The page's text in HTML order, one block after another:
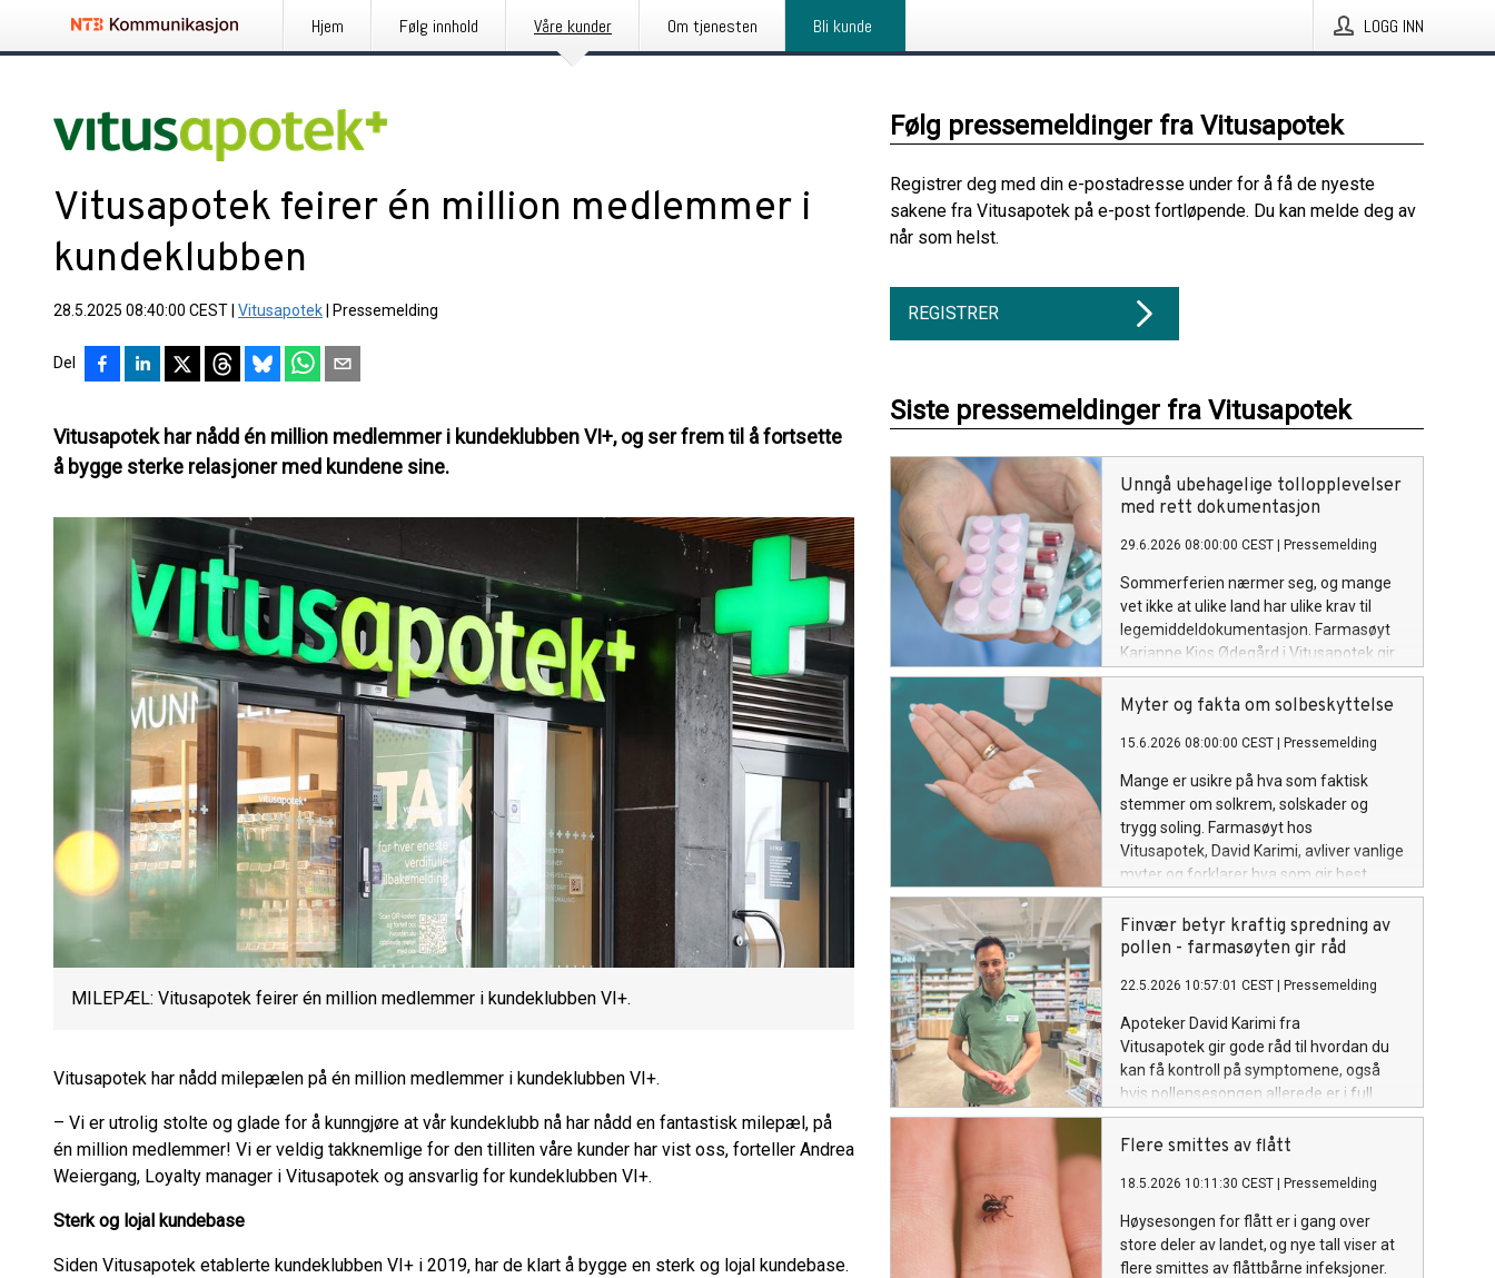
Hjem Følg innhold Våre kunder Om tjenesten Bli kunde LOGG INN
Vitusapotek feirer én million medlemmer i
kundeklubben
28.5.2025 08:40:00 CEST Vitusapotek Pressemelding
Del
Vitusapotek har nådd én million medlemmer i kundeklubben VI+, og ser frem til å fortsette
å bygge sterke relasjoner med kundene sine.
MILEPÆL: Vitusapotek feirer én million medlemmer i kundeklubben VI+.
Vitusapotek har nådd milepælen på én million medlemmer i kundeklubben VI+.
– Vi er utrolig stolte og glade for å kunngjøre at vår kundeklubb nå har nådd en fantastisk milepæl, på
én million medlemmer! Vi er veldig takknemlige for den tilliten våre kunder har vist oss, forteller Andrea
Weiergang, Loyalty manager i Vitusapotek og ansvarlig for kundeklubben VI+.
Sterk og lojal kundebase
Siden Vitusapotek etablerte kundeklubben VI+ i 2019, har de klart å bygge en sterk og lojal kundebase.
Følg pressemeldinger fra Vitusapotek
Registrer deg med din e-postadresse under for å få de nyeste
sakene fra Vitusapotek på e-post fortløpende. Du kan melde deg av
når som helst.
REGISTRER
Siste pressemeldinger fra Vitusapotek
Unngå ubehagelige tollopplevelser
med rett dokumentasjon
29.6.2026 08:00:00 CEST Pressemelding
Sommerferien nærmer seg, og mange
vet ikke at ulike land har ulike krav til
legemiddeldokumentasjon. Farmasøyt
Karianne Kjos Ødegård i Vitusapotek gir
sine beste råd for å unngå ubehagelige
opplevelser i tollen.
Myter og fakta om solbeskyttelse
15.6.2026 08:00:00 CEST Pressemelding
Mange er usikre på hva som faktisk
stemmer om solkrem, solskader og
trygg soling. Farmasøyt hos
Vitusapotek, David Karimi, avliver vanlige
myter og forklarer hva som gir best
beskyttelse i praksis.
Finvær betyr kraftig spredning av
pollen - farmasøyten gir råd
22.5.2026 10:57:01 CEST Pressemelding
Apoteker David Karimi fra
Vitusapotek gir gode råd til hvordan du
kan få kontroll på symptomene, også
hvis pollensesongen allerede er i full
gang.
Flere smittes av flått
18.5.2026 10:11:30 CEST Pressemelding
Høysesongen for flått er i gang over
store deler av landet, og nye tall viser at
flere smittes av flåttbårne infeksjoner.